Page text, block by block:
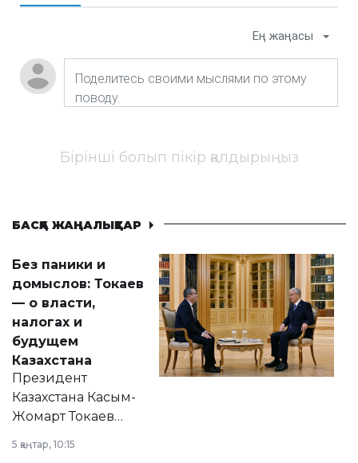
Ең жаңасы
Бірінші болып пікір қалдырыңыз
БАСҚА ЖАҢАЛЫҚТАР
Без паники и
домыслов: Токаев
— о власти,
налогах и
будущем
Казахстана
Президент
Казахстана Касым-
Жомарт Токаев
сразу несколько
5 қаңтар, 10:15